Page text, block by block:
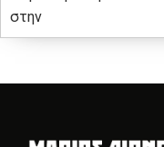
στην